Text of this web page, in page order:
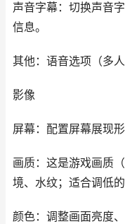
声音字幕：切换声音
信息。
其他：语音选项（多
影像
屏幕：配置屏幕展现形
画质：这是游戏画质
境、水纹；适合调低
颜色：调整画面亮度